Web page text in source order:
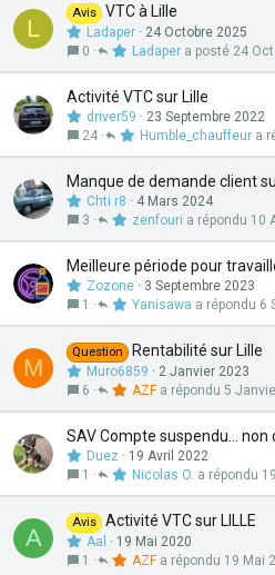
L
Avis VTC à Lille
Ladaper
24 Octobre 2025
0
24
Ladaper
Activité VTC sur Lille
driver59
23 Septembre 2022
24
Humble_chauffeur
Manque de demande client
Chti r8
4 Mars 2024
3
10
zenfouri
Meilleure période pour
Zozone
3 Septembre 2023
1
6
Yanisawa
M
Question Rentabilité sur Lille
Muro6859
2 Janvier 2023
6
5
AZF
SAV Compte suspendu...
Duez
19 Avril 2022
1
Nicolas O.
A
Avis Activité VTC sur LILLE
Aal
19 Mai 2020
1
19 Mai
AZF